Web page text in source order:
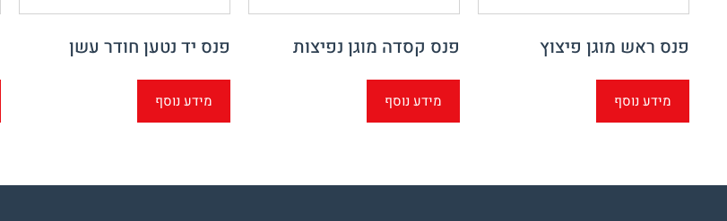
פנס ראש מוגן פיצוץ
מידע נוסף
פנס קסדה מוגן נפיצות
מידע נוסף
פנס יד נטען חודר עשן
מידע נוסף